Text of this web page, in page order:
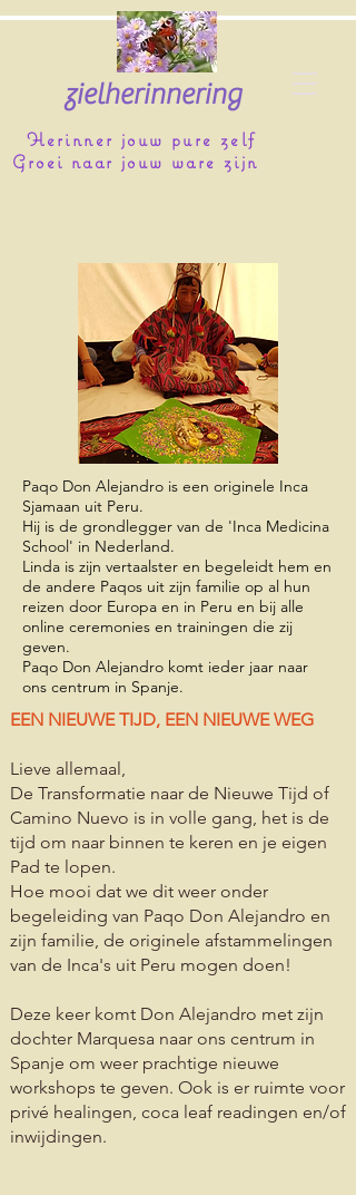
zielherinnering
Herinner jouw pure zelf
Groei naar jouw ware zijn
Paqo Don Alejandro is een originele Inca
Sjamaan uit Peru.
Hij is de grondlegger van de 'Inca Medicina
School' in Nederland.
Linda is zijn vertaalster en begeleidt hem en
de andere Paqos uit zijn familie op al hun
reizen door Europa en in Peru en bij alle
online ceremonies en trainingen die zij
geven.
Paqo Don Alejandro komt ieder jaar naar
ons centrum in Spanje.
EEN NIEUWE TIJD, EEN NIEUWE WEG
Lieve allemaal,
De Transformatie naar de Nieuwe Tijd of
Camino Nuevo is in volle gang, het is de
tijd om naar binnen te keren en je eigen
Pad te lopen.
Hoe mooi dat we dit weer onder
begeleiding van Paqo Don Alejandro en
zijn familie, de originele afstammelingen
van de Inca's uit Peru mogen doen!
Deze keer komt Don Alejandro met zijn
dochter Marquesa naar ons centrum in
Spanje om weer prachtige nieuwe
workshops te geven. Ook is er ruimte voor
privé healingen, coca leaf readingen en/of
inwijdingen.